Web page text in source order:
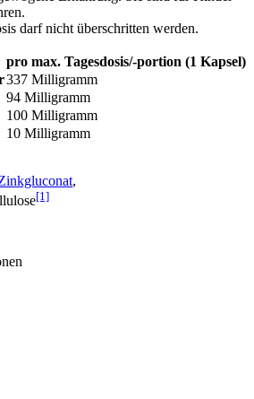
darf nicht überschritten werden.
pro max. Tagesdosis/-portion (1 Kapsel)
337 Milligramm
94 Milligramm
100 Milligramm
10 Milligramm
,
[1]